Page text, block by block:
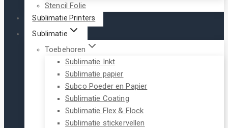
Stencil Folie
Sublimatie Printers
Sublimatie
Toebehoren
Sublimatie Inkt
Sublimatie papier
Subco Poeder en Papier
Sublimatie Coating
Sublimatie Flex & Flock
Sublimatie stickervellen